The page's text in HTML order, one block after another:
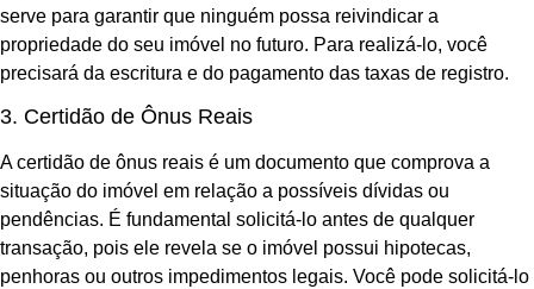
serve para garantir que ninguém possa reivindicar a
propriedade do seu imóvel no futuro. Para realizá-lo, você
precisará da escritura e do pagamento das taxas de registro.
3. Certidão de Ônus Reais
A certidão de ônus reais é um documento que comprova a
situação do imóvel em relação a possíveis dívidas ou
pendências. É fundamental solicitá-lo antes de qualquer
transação, pois ele revela se o imóvel possui hipotecas,
penhoras ou outros impedimentos legais. Você pode solicitá-lo